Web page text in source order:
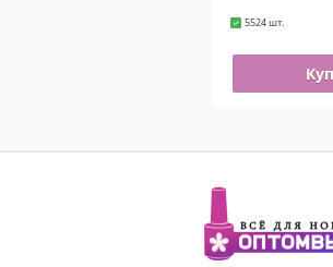
5524 шт.